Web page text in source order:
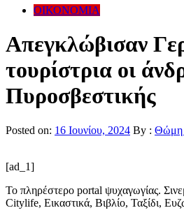
ΟΙΚΟΝΟΜΙΑ
Απεγκλώβισαν
τουρίστρια οι
Πυροσβεστικής
Posted on: 16 Ιουνίου, 2024 By : Θώμη
[ad_1]
Το πληρέστερο portal ψυχαγωγίας.
Citylife, Εικαστικά, Βιβλίο, Ταξίδι,